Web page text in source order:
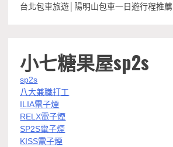
台北包車旅遊│陽明山包車一日遊行程推薦
小七糖果屋sp2s
sp2s
八大兼職打工
ILIA電子煙
RELX電子煙
SP2S電子煙
KISS電子煙